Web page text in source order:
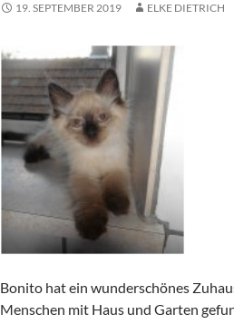
19. SEPTEMBER 2019 ELKE DIETRICH
Bonito hat ein wunderschönes
Menschen mit Haus und Garten